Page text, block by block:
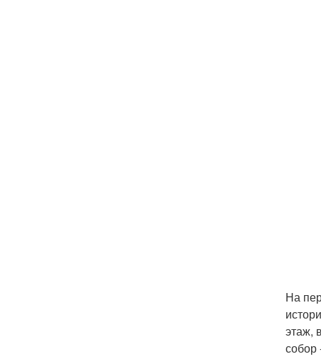
На
этаж,
собор